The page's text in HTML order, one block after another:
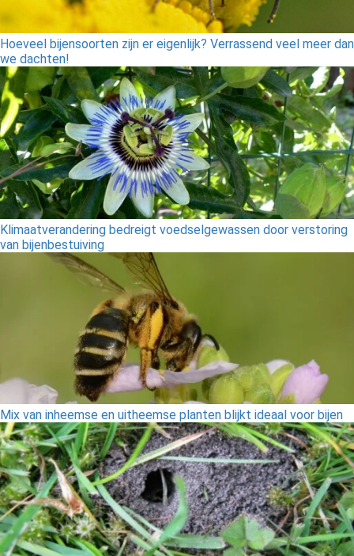
Hoeveel bijensoorten zijn er eigenlijk? Verrassend veel meer dan
we dachten!
Klimaatverandering bedreigt voedselgewassen door verstoring
van bijenbestuiving
Mix van inheemse en uitheemse planten blijkt ideaal voor bijen